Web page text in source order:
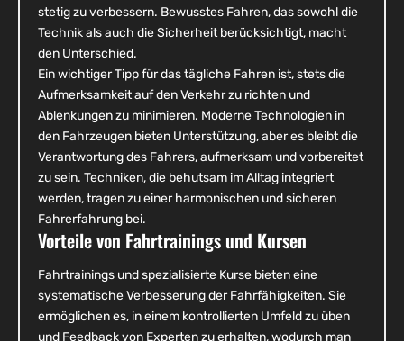
stetig zu verbessern. Bewusstes Fahren, das sowohl die
Technik als auch die Sicherheit berücksichtigt, macht
den Unterschied.
Ein wichtiger Tipp für das tägliche Fahren ist, stets die
Aufmerksamkeit auf den Verkehr zu richten und
Ablenkungen zu minimieren. Moderne Technologien in
den Fahrzeugen bieten Unterstützung, aber es bleibt die
Verantwortung des Fahrers, aufmerksam und vorbereitet
zu sein. Techniken, die behutsam im Alltag integriert
werden, tragen zu einer harmonischen und sicheren
Fahrerfahrung bei.
Vorteile von Fahrtrainings und Kursen
Fahrtrainings und spezialisierte Kurse bieten eine
systematische Verbesserung der Fahrfähigkeiten. Sie
ermöglichen es, in einem kontrollierten Umfeld zu üben
und Feedback von Experten zu erhalten, wodurch man